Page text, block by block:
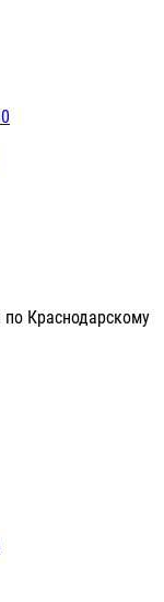
по Краснодарскому